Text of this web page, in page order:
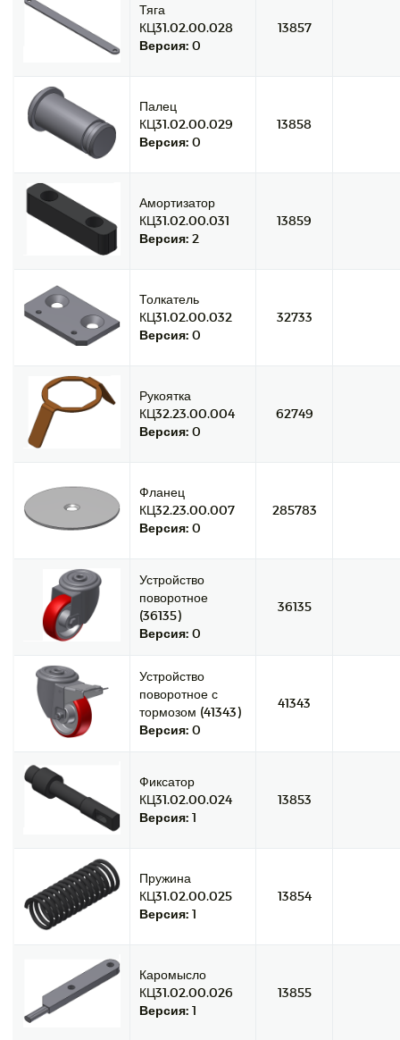
Тяга
КЦ31.02.00.028
Версия: 0
13857
Палец
КЦ31.02.00.029
Версия: 0
13858
Амортизатор
КЦ31.02.00.031
Версия: 2
13859
Толкатель
КЦ31.02.00.032
Версия: 0
32733
Рукоятка
КЦ32.23.00.004
Версия: 0
62749
Фланец
КЦ32.23.00.007
Версия: 0
285783
Устройство
поворотное
(36135)
Версия: 0
36135
Устройство
поворотное с
тормозом (41343)
Версия: 0
41343
Фиксатор
КЦ31.02.00.024
Версия: 1
13853
Пружина
КЦ31.02.00.025
Версия: 1
13854
Каромысло
КЦ31.02.00.026
Версия: 1
13855